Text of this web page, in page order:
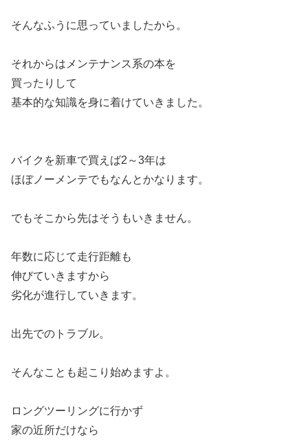
そんなふうに思っていましたから。
それからはメンテナンス系の本を
買ったりして
基本的な知識を身に着けていきました。
バイクを新車で買えば2～3年は
ほぼノーメンテでもなんとかなります。
でもそこから先はそうもいきません。
年数に応じて走行距離も
伸びていきますから
劣化が進行していきます。
出先でのトラブル。
そんなことも起こり始めますよ。
ロングツーリングに行かず
家の近所だけなら